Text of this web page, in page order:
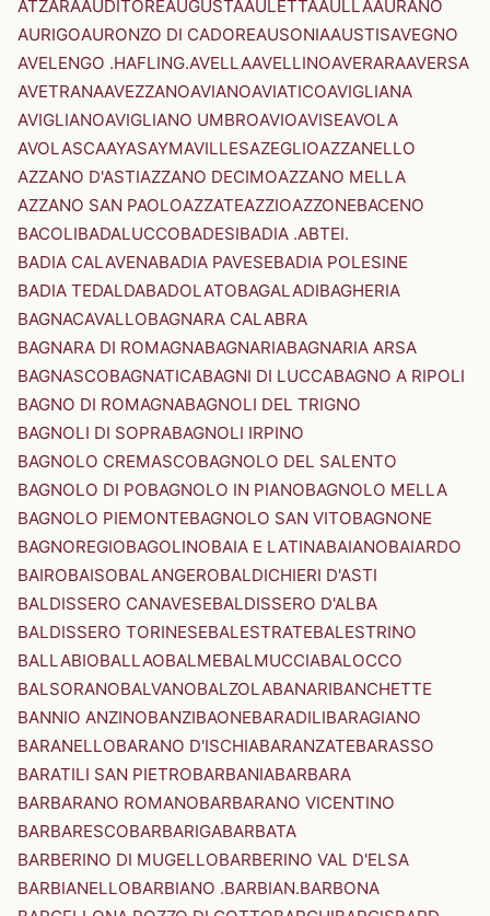
ATZARAAUDITOREAUGUSTAAULETTAAULLAAURANO
AURIGOAURONZO DI CADOREAUSONIAAUSTISAVEGNO
AVELENGO .HAFLING.AVELLAAVELLINOAVERARAAVERSA
AVETRANAAVEZZANOAVIANOAVIATICOAVIGLIANA
AVIGLIANOAVIGLIANO UMBROAVIOAVISEAVOLA
AVOLASCAAYASAYMAVILLESAZEGLIOAZZANELLO
AZZANO D'ASTIAZZANO DECIMOAZZANO MELLA
AZZANO SAN PAOLOAZZATEAZZIOAZZONEBACENO
BACOLIBADALUCCOBADESIBADIA .ABTEI.
BADIA CALAVENABADIA PAVESEBADIA POLESINE
BADIA TEDALDABADOLATOBAGALADIBAGHERIA
BAGNACAVALLOBAGNARA CALABRA
BAGNARA DI ROMAGNABAGNARIABAGNARIA ARSA
BAGNASCOBAGNATICABAGNI DI LUCCABAGNO A RIPOLI
BAGNO DI ROMAGNABAGNOLI DEL TRIGNO
BAGNOLI DI SOPRABAGNOLI IRPINO
BAGNOLO CREMASCOBAGNOLO DEL SALENTO
BAGNOLO DI POBAGNOLO IN PIANOBAGNOLO MELLA
BAGNOLO PIEMONTEBAGNOLO SAN VITOBAGNONE
BAGNOREGIOBAGOLINOBAIA E LATINABAIANOBAIARDO
BAIROBAISOBALANGEROBALDICHIERI D'ASTI
BALDISSERO CANAVESEBALDISSERO D'ALBA
BALDISSERO TORINESEBALESTRATEBALESTRINO
BALLABIOBALLAOBALMEBALMUCCIABALOCCO
BALSORANOBALVANOBALZOLABANARIBANCHETTE
BANNIO ANZINOBANZIBAONEBARADILIBARAGIANO
BARANELLOBARANO D'ISCHIABARANZATEBARASSO
BARATILI SAN PIETROBARBANIABARBARA
BARBARANO ROMANOBARBARANO VICENTINO
BARBARESCOBARBARIGABARBATA
BARBERINO DI MUGELLOBARBERINO VAL D'ELSA
BARBIANELLOBARBIANO .BARBIAN.BARBONA